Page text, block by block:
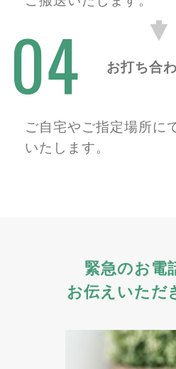
04 お打ち合
ご自宅やご指定場所に
いたします。
緊急のお電
お伝えいただ